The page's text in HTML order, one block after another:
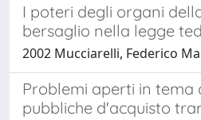
I poteri degli organi
bersaglio nella legge
2002 Mucciarelli, Federico
Problemi aperti in tema
pubbliche d'acquisto